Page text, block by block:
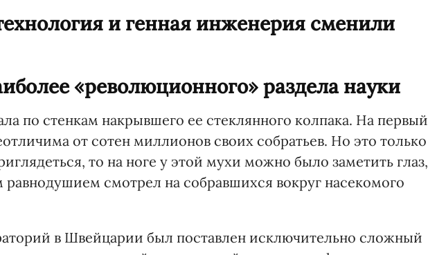
и генная инженерия сменили
«революционного» раздела науки
по стенкам накрывшего ее стеклянного колпака. На первый
от сотен миллионов своих собратьев. Но это только
то на ноге у этой мухи можно было заметить глаз,
смотрел на собравшихся вокруг насекомого
в Швейцарии был поставлен исключительно сложный